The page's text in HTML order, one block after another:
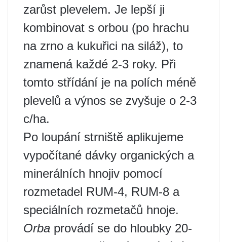
zarůst plevelem. Je lepší ji
kombinovat s orbou (po hrachu
na zrno a kukuřici na siláž), to
znamená každé 2-3 roky. Při
tomto střídání je na polích méně
plevelů a výnos se zvyšuje o 2-3
c/ha.
Po loupání strniště aplikujeme
vypočítané dávky organických a
minerálních hnojiv pomocí
rozmetadel RUM-4, RUM-8 a
speciálních rozmetačů hnoje.
Orba provádí se do hloubky 20-